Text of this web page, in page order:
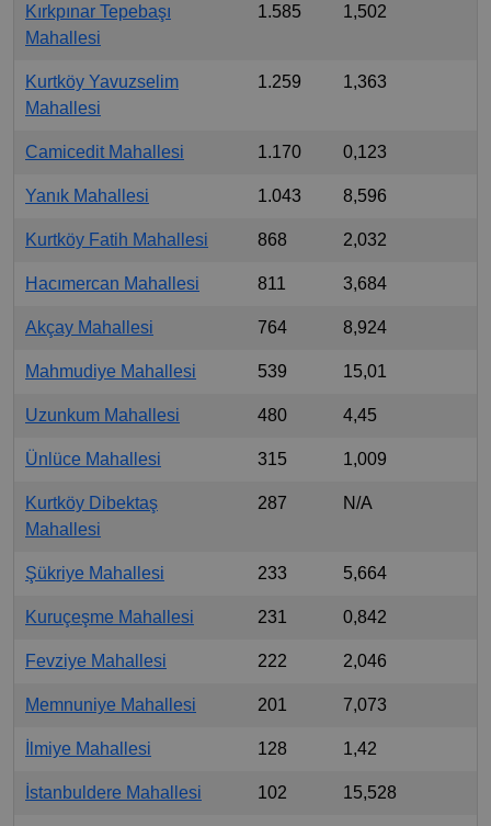
Kırkpınar Tepebaşı
Mahallesi
1.585 1,502
Kurtköy Yavuzselim
Mahallesi
1.259 1,363
Camicedit Mahallesi 1.170 0,123
Yanık Mahallesi 1.043 8,596
Kurtköy Fatih Mahallesi 868 2,032
Hacımercan Mahallesi 811 3,684
Akçay Mahallesi 764 8,924
Mahmudiye Mahallesi 539 15,01
Uzunkum Mahallesi 480 4,45
Ünlüce Mahallesi 315 1,009
Kurtköy Dibektaş
Mahallesi
287 N/A
Şükriye Mahallesi 233 5,664
Kuruçeşme Mahallesi 231 0,842
Fevziye Mahallesi 222 2,046
Memnuniye Mahallesi 201 7,073
İlmiye Mahallesi 128 1,42
İstanbuldere Mahallesi 102 15,528